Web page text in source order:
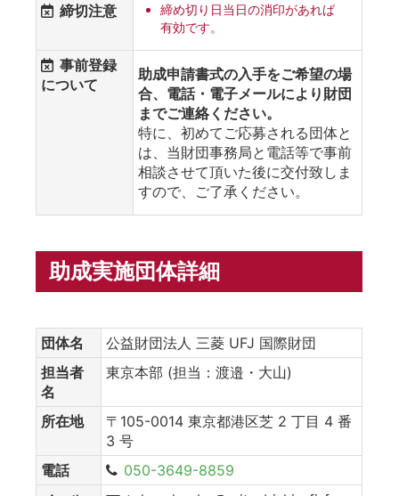
締切注意
締め切り日当日の消印があれば
有効です。
事前登録
について
助成申請書式の入手をご希望の場
合、電話・電子メールにより財団
までご連絡ください。
特に、初めてご応募される団体と
は、当財団事務局と電話等で事前
相談させて頂いた後に交付致しま
すので、ご了承ください。
助成実施団体詳細
団体名
公益財団法人 三菱 UFJ 国際財団
担当者
名
東京本部 (担当：渡邉・大山)
所在地
〒105-0014 東京都港区芝 2 丁目 4 番
3 号
電話
050-3649-8859